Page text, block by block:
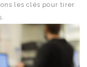
les clés pour tirer